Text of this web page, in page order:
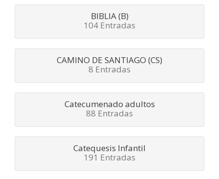
BIBLIA (B)
104 Entradas
CAMINO DE SANTIAGO (CS)
8 Entradas
Catecumenado adultos
88 Entradas
Catequesis Infantil
191 Entradas